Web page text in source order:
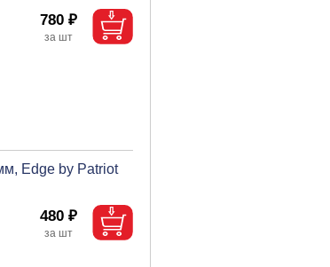
780 ₽
Edge by Patriot
480 ₽